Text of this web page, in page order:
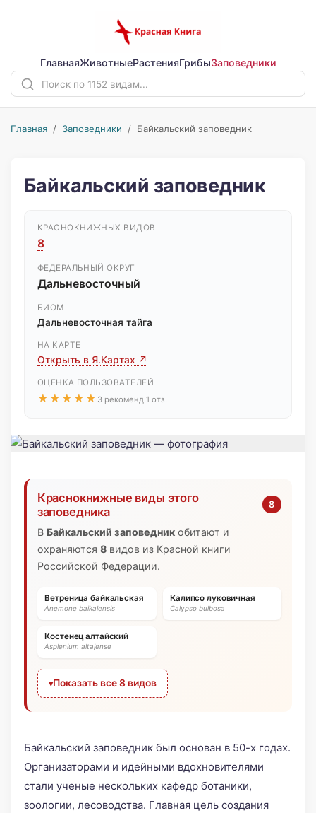
ГлавнаяЖивотныеРастенияГрибыЗаповедники
Главная / Заповедники / Байкальский заповедник
Байкальский заповедник
КРАСНОКНИЖНЫХ ВИДОВ
8
ФЕДЕРАЛЬНЫЙ ОКРУГ
Дальневосточный
БИОМ
Дальневосточная тайга
НА КАРТЕ
Открыть в Я.Картах ↗
ОЦЕНКА ПОЛЬЗОВАТЕЛЕЙ
★★★★★ 3 рекоменд.1 отз.
Краснокнижные виды этого
заповедника
8
В Байкальский заповедникобитают и
охраняются 8видов из Красной книги
Российской Федерации.
Ветреница байкальская
Anemone baikalensis
Калипсо луковичная
Calypso bulbosa
Костенец алтайский
Asplenium altajense
Показать все 8 видов
Байкальский заповедник был основан в 50-х годах.
Организаторами и идейными вдохновителями
стали ученые нескольких кафедр ботаники,
зоологии, лесоводства. Главная цель создания